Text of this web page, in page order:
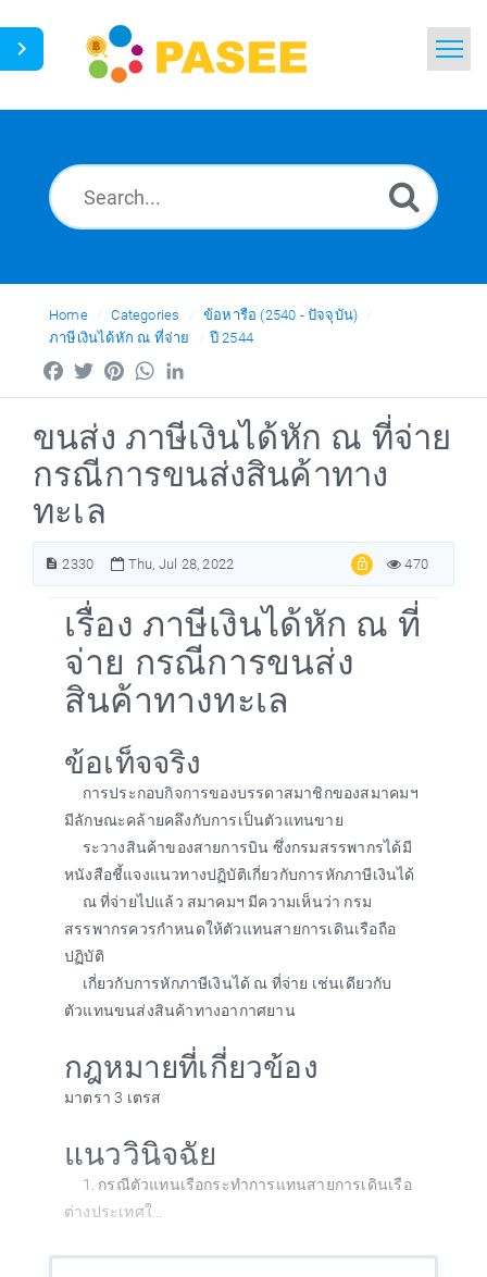
News
Ask a Question
Home Categories
ข้อหารือ (2540 - ปัจจุบัน)
ภาษีเงินได้หัก ณ ที่จ่าย
ปี 2544
FacebookTwitterPinterestWhatsApp
ขนส่ง ภาษีเงินได้หัก ณ ที่จ่าย
กรณีการขนส่งสินค้าทาง
ทะเล
2330 Thu, Jul 28, 2022 470
เรื่อง ภาษีเงินได้หัก ณ ที่
จ่าย กรณีการขนส่ง
สินค้าทางทะเล
ข้อเท็จจริง
การประกอบกิจการของบรรดาสมาชิกของสมาคมฯ
มีลักษณะคล้ายคลึงกับการเป็นตัวแทนขาย
ระวางสินค้าของสายการบิน ซึ่งกรมสรรพากรได้มี
หนังสือชี้แจงแนวทางปฏิบัติเกี่ยวกับการหักภาษีเงินได้
ณ ที่จ่ายไปแล้ว สมาคมฯ มีความเห็นว่า กรม
สรรพากรควรกำหนดให้ตัวแทนสายการเดินเรือถือ
ปฏิบัติ
เกี่ยวกับการหักภาษีเงินได้ ณ ที่จ่าย เช่นเดียวกับ
ตัวแทนขนส่งสินค้าทางอากาศยาน
กฎหมายที่เกี่ยวข้อง
มาตรา 3 เตรส
แนววินิจฉัย
1. กรณีตัวแทนเรือกระทำการแทนสายการเดินเรือ
ต่างประเทศใ...